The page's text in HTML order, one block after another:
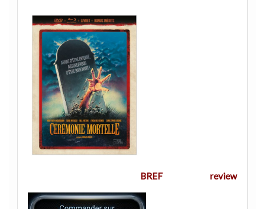
BREF review